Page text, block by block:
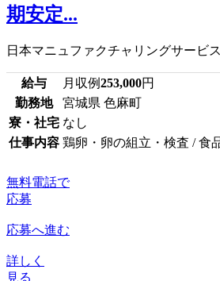
期安定...
日本マニュファクチャリングサービ
給与 月収例253,000円
勤務地
宮城県 色麻町
寮・社宅 なし
仕事内容 鶏卵・卵の組立・検査 / 食
無料電話で
応募
応募へ進む
詳しく
見る